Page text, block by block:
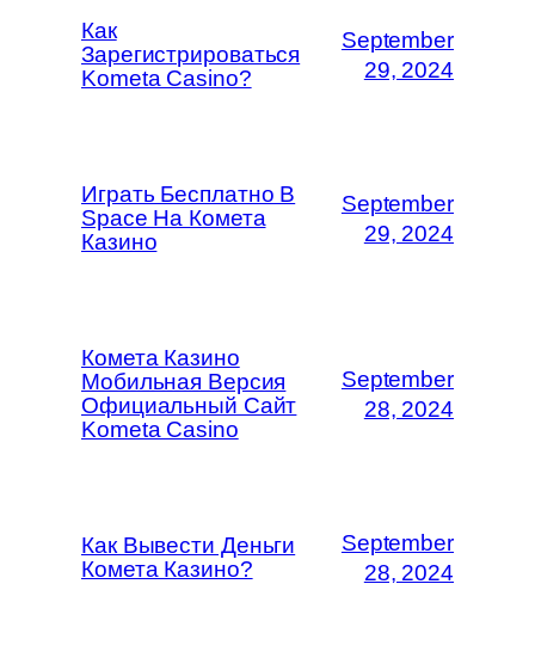
Как
Зарегистрироваться
Kometa Casino?
September
29, 2024
Играть Бесплатно В
Space На Комета
Казино
September
29, 2024
Комета Казино
Мобильная Версия
Официальный Сайт
Kometa Casino
September
28, 2024
Как Вывести Деньги
Комета Казино?
September
28, 2024